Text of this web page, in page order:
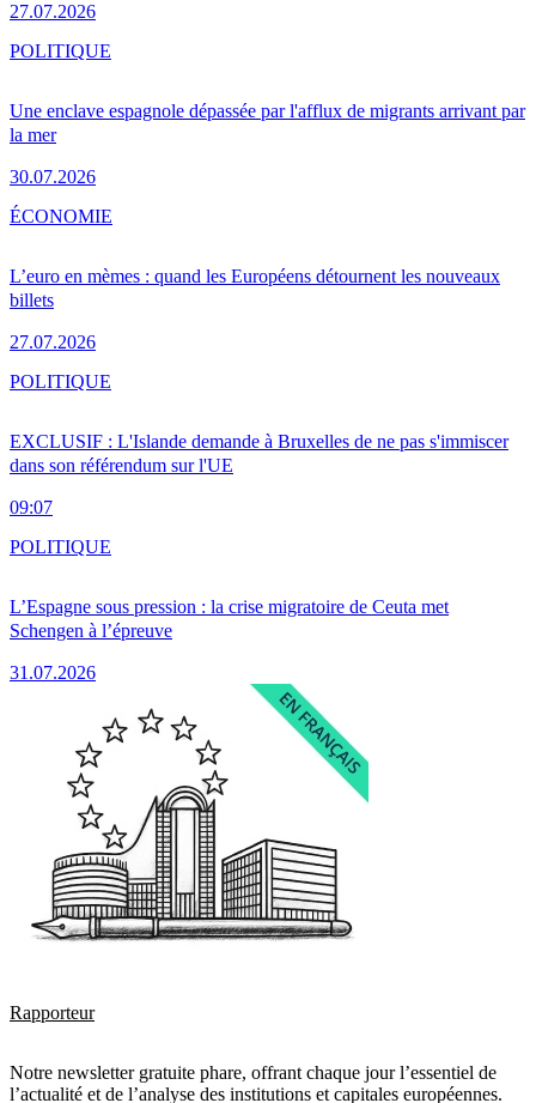
27.07.2026
Une enclave espagnole dépassée par l'afflux de migrants arrivant par
la mer
30.07.2026
POLITIQUE
L’euro en mèmes : quand les Européens détournent les nouveaux
billets
27.07.2026
ÉCONOMIE
EXCLUSIF : L'Islande demande à Bruxelles de ne pas s'immiscer
dans son référendum sur l'UE
09:07
POLITIQUE
L’Espagne sous pression : la crise migratoire de Ceuta met
Schengen à l’épreuve
31.07.2026
POLITIQUE
Rapporteur
Notre newsletter gratuite phare, offrant chaque jour l’essentiel de
l’actualité et de l’analyse des institutions et capitales européennes.